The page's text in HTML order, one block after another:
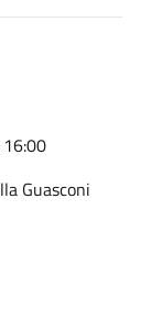
Guasconi